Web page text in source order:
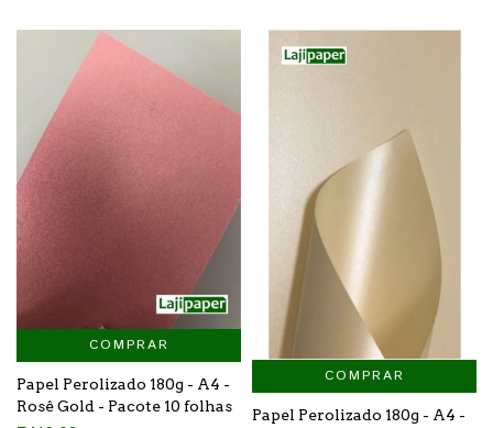
COMPRAR
Papel Perolizado 180g - A4 -
Rosê Gold - Pacote 10 folhas
COMPRAR
Papel Perolizado 180g - A4 -